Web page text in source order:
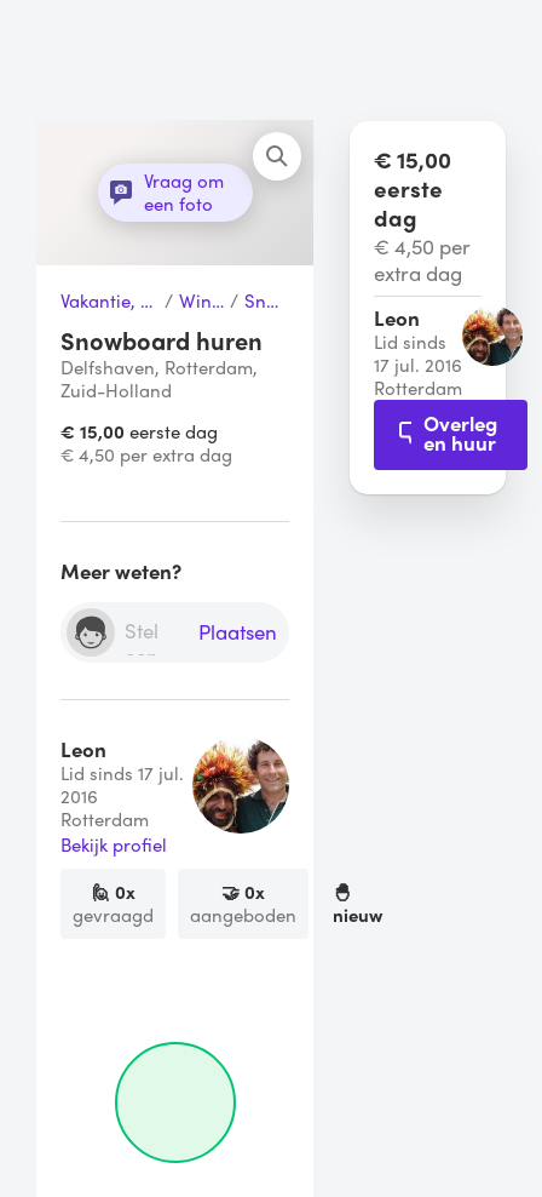
Vraag om
een foto
Vakantie, Sport & Vrije tijd / Wintersport / Snowboard
Snowboard huren
Delfshaven, Rotterdam,
Zuid-Holland
€ 15,00 eerste dag
€ 4,50 per extra dag
Meer weten?
Plaatsen
Leon
Lid sinds 17 jul.
2016
Rotterdam
Bekijk profiel
🙋 0x
gevraagd
🤝0x
aangeboden
🐣
nieuw
€ 15,00
eerste
dag
€ 4,50 per
extra dag
Leon
Lid sinds
17 jul. 2016
Rotterdam
Overleg
en huur